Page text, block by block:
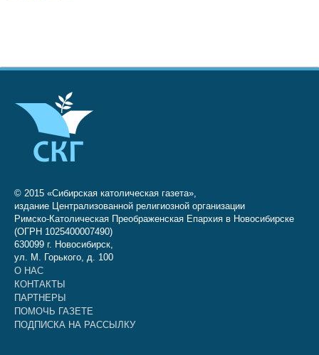
© 2015 «Сибирская католическая газета»,
издание Централизованной религиозной организации
Римско-Католическая Преображенская Епархия в Новосибирске
(ОГРН 1025400007490)
630099 г. Новосибирск,
ул. М. Горького, д. 100
О НАС
КОНТАКТЫ
ПАРТНЕРЫ
ПОМОЧЬ ГАЗЕТЕ
ПОДПИСКА НА РАССЫЛКУ